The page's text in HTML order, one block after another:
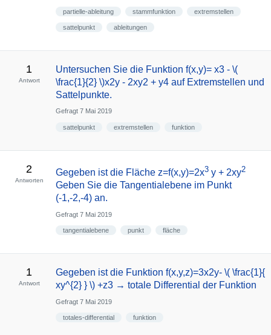
partielle-ableitung stammfunktion extremstellen
sattelpunkt ableitungen
1
Antwort
Untersuchen Sie die Funktion f(x,y)= x3 - \(
\frac{1}{2} \)x2y - 2xy2 + y4 auf Extremstellen und
Sattelpunkte.
Gefragt 7 Mai 2019
sattelpunkt extremstellen funktion
2
Antworten
Gegeben ist die Fläche z=f(x,y)=2x3y + 2xy2
Geben Sie die Tangentialebene im Punkt
(-1,-2,-4) an.
Gefragt 7 Mai 2019
tangentialebene punkt fläche
1
Antwort
Gegeben ist die Funktion f(x,y,z)=3x2y- \( \frac{1}{
xy^{2} } \) +z3 → totale Differential der Funktion
Gefragt 7 Mai 2019
totales-differential funktion